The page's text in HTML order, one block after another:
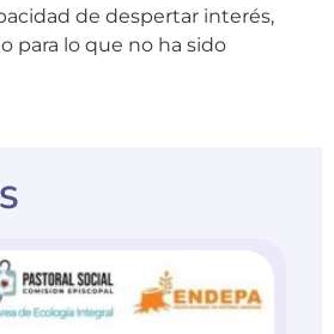
de despertar interés,
para lo que no ha sido